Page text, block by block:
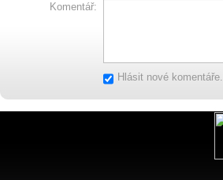
Komentář:
Hlásit nové komentáře.